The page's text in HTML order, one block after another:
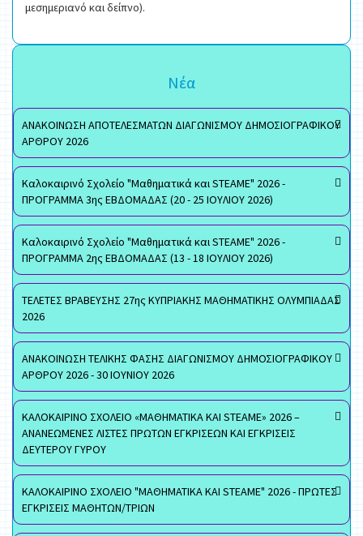
μεσημεριανό και δείπνο).
Νέα
ΑΝΑΚΟΙΝΩΣΗ ΑΠΟΤΕΛΕΣΜΑΤΩΝ ΔΙΑΓΩΝΙΣΜΟΥ ΔΗΜΟΣΙΟΓΡΑΦΙΚΟΥ
ΑΡΘΡΟΥ 2026
Καλοκαιρινό Σχολείο "Μαθηματικά και STEAME" 2026 -
ΠΡΟΓΡΑΜΜΑ 3ης ΕΒΔΟΜΑΔΑΣ (20 - 25 ΙΟΥΛΙΟΥ 2026)
Καλοκαιρινό Σχολείο "Μαθηματικά και STEAME" 2026 -
ΠΡΟΓΡΑΜΜΑ 2ης ΕΒΔΟΜΑΔΑΣ (13 - 18 ΙΟΥΛΙΟΥ 2026)
ΤΕΛΕΤΕΣ ΒΡΑΒΕΥΣΗΣ 27ης ΚΥΠΡΙΑΚΗΣ ΜΑΘΗΜΑΤΙΚΗΣ ΟΛΥΜΠΙΑΔΑΣ
2026
ΑΝΑΚΟΙΝΩΣΗ ΤΕΛΙΚΗΣ ΦΑΣΗΣ ΔΙΑΓΩΝΙΣΜΟΥ ΔΗΜΟΣΙΟΓΡΑΦΙΚΟΥ
ΑΡΘΡΟΥ 2026 - 30 ΙΟΥΝΙΟΥ 2026
ΚΑΛΟΚΑΙΡΙΝΟ ΣΧΟΛΕΙΟ «ΜΑΘΗΜΑΤΙΚΑ ΚΑΙ STEAME» 2026 –
ΑΝΑΝΕΩΜΕΝΕΣ ΛΙΣΤΕΣ ΠΡΩΤΩΝ ΕΓΚΡΙΣΕΩΝ ΚΑΙ ΕΓΚΡΙΣΕΙΣ
ΔΕΥΤΕΡΟΥ ΓΥΡΟΥ
ΚΑΛΟΚΑΙΡΙΝΟ ΣΧΟΛΕΙΟ "ΜΑΘΗΜΑΤΙΚΑ ΚΑΙ STEAME" 2026 - ΠΡΩΤΕΣ
ΕΓΚΡΙΣΕΙΣ ΜΑΘΗΤΩΝ/ΤΡΙΩΝ